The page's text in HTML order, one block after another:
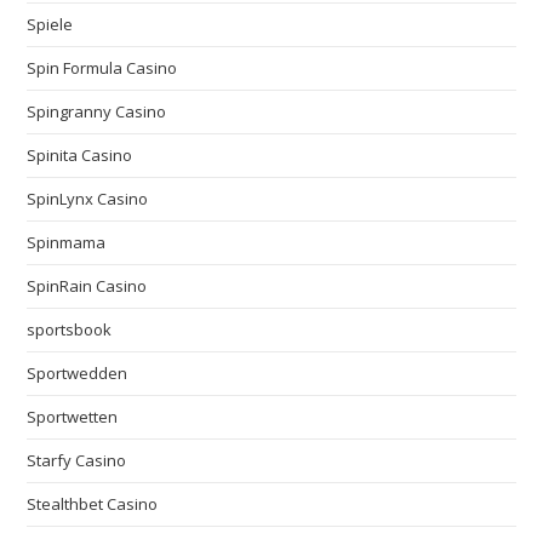
Spiele
Spin Formula Casino
Spingranny Casino
Spinita Casino
SpinLynx Casino
Spinmama
SpinRain Casino
sportsbook
Sportwedden
Sportwetten
Starfy Casino
Stealthbet Casino